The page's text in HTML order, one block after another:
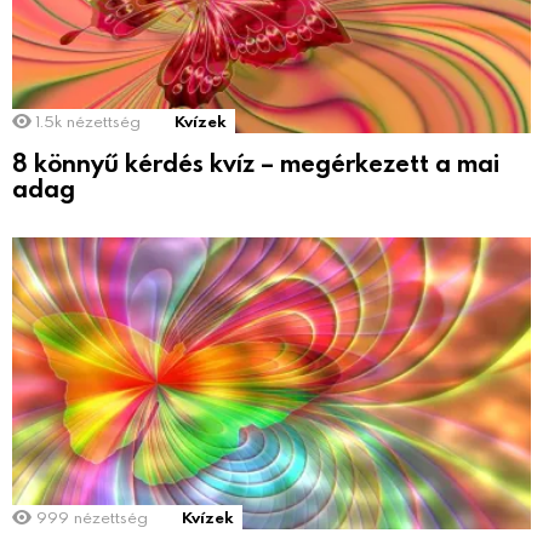
1.5k nézettség Kvízek
8 könnyű kérdés kvíz – megérkezett a mai
adag
999 nézettség Kvízek